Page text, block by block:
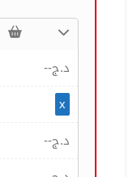
--د.ج
x
--د.ج